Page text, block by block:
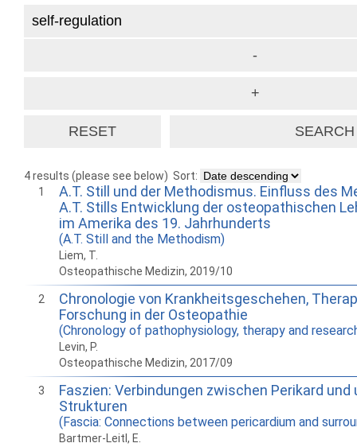
4 results (please see below) Sort:
1
A.T. Still und der Methodismus. Einfluss des
A.T. Stills Entwicklung der osteopathischen
im Amerika des 19. Jahrhunderts
(A.T. Still and the Methodism)
Liem, T.
Osteopathische Medizin, 2019/10
2
Chronologie von Krankheitsgeschehen,
Forschung in der Osteopathie
(Chronology of pathophysiology, therapy and
Levin, P.
Osteopathische Medizin, 2017/09
3
Faszien: Verbindungen zwischen Perikard und
Strukturen
(Fascia: Connections between pericardium and
Bartmer-Leitl, E.